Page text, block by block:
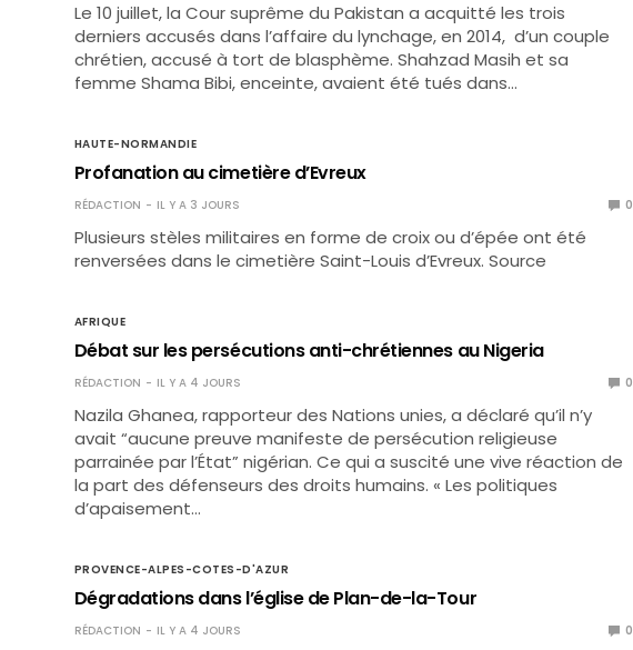
Le 10 juillet, la Cour suprême du Pakistan a acquitté les trois
derniers accusés dans l’affaire du lynchage, en 2014, d’un couple
chrétien, accusé à tort de blasphème. Shahzad Masih et sa
femme Shama Bibi, enceinte, avaient été tués dans…
HAUTE-NORMANDIE
Profanation au cimetière d’Evreux
RÉDACTION IL Y A 3 JOURS 0
Plusieurs stèles militaires en forme de croix ou d’épée ont été
renversées dans le cimetière Saint-Louis d’Evreux. Source
AFRIQUE
Débat sur les persécutions anti-chrétiennes au Nigeria
RÉDACTION IL Y A 4 JOURS 0
Nazila Ghanea, rapporteur des Nations unies, a déclaré qu’il n’y
avait “aucune preuve manifeste de persécution religieuse
parrainée par l’État” nigérian. Ce qui a suscité une vive réaction de
la part des défenseurs des droits humains. « Les politiques
d’apaisement…
PROVENCE-ALPES-COTES-D'AZUR
Dégradations dans l’église de Plan-de-la-Tour
RÉDACTION IL Y A 4 JOURS 0